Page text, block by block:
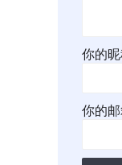
你的
你的